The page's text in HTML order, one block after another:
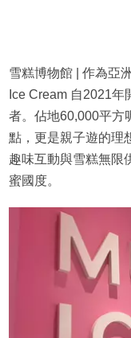
雪糕博物館 | 作為亞
Ice Cream 自2021
者。佔地60,000平方
點，更是親子遊的理
趣味互動與雪糕無限
蜜國度。